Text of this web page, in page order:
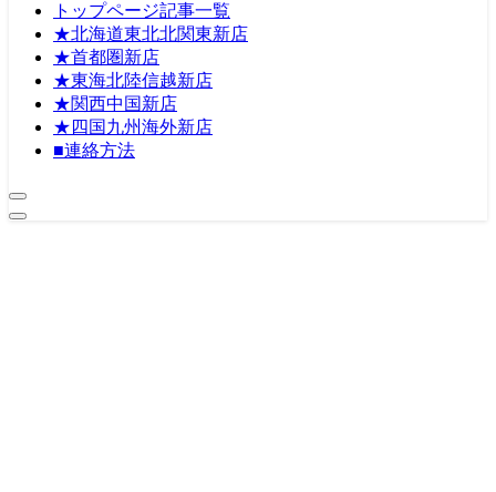
トップページ記事一覧
★北海道東北北関東新店
★首都圏新店
★東海北陸信越新店
★関西中国新店
★四国九州海外新店
■連絡方法